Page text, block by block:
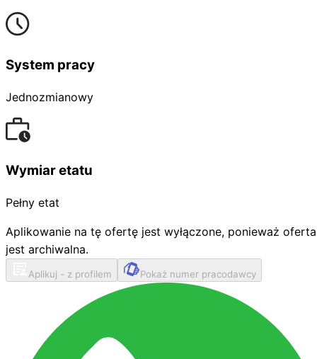
System pracy
Jednozmianowy
Wymiar etatu
Pełny etat
Aplikowanie na tę ofertę jest wyłączone, ponieważ oferta
jest archiwalna.
Aplikuj - z profilem Pokaż numer pracodawcy